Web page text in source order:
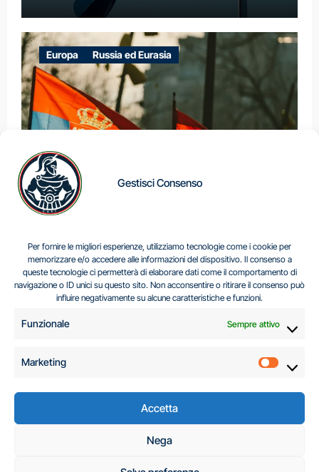
Gestisci Consenso
Per fornire le migliori esperienze, utilizziamo tecnologie come i cookie per
memorizzare e/o accedere alle informazioni del dispositivo. Il consenso a
queste tecnologie ci permetterà di elaborare dati come il comportamento di
navigazione o ID unici su questo sito. Non acconsentire o ritirare il consenso può
influire negativamente su alcune caratteristiche e funzioni.
Funzionale Sempre attivo
Marketing
Accetta
Nega
Europa Russia ed Eurasia
Centro Analisi e Studi Italus © Tutti i diritti riservati
C.A.S.I. – Centro
Analisi e Studi Italus